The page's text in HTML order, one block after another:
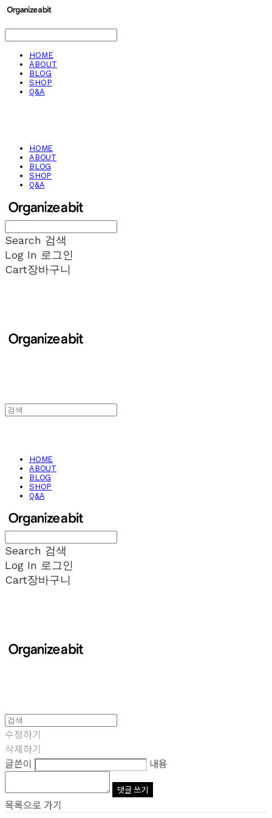
HOME
ABOUT
BLOG
SHOP
Q&A
HOME
ABOUT
BLOG
SHOP
Q&A
Search 검색
Log In 로그인
Cart장바구니
HOME
ABOUT
BLOG
SHOP
Q&A
Search 검색
Log In 로그인
Cart장바구니
수정하기
삭제하기
글쓴이
내용
댓글 쓰기
목록으로 가기